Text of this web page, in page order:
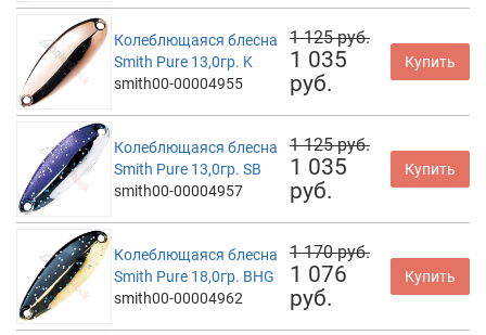
Колеблющаяся блесна
Smith Pure 13,0гр. K
smith00-00004955
1 125 руб.
1 035
руб.
Купить
Колеблющаяся блесна
Smith Pure 13,0гр. SB
smith00-00004957
1 125 руб.
1 035
руб.
Купить
Колеблющаяся блесна
Smith Pure 18,0гр. BHG
smith00-00004962
1 170 руб.
1 076
руб.
Купить